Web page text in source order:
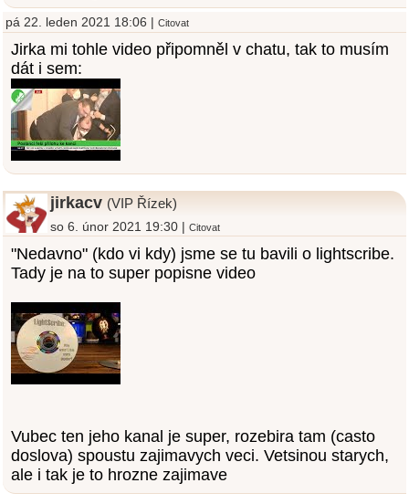
pá 22. leden 2021 18:06 | Citovat
Jirka mi tohle video připomněl v chatu, tak to musím
dát i sem:
jirkacv (VIP Řízek)
so 6. únor 2021 19:30 |Citovat
"Nedavno" (kdo vi kdy) jsme se tu bavili o lightscribe.
Tady je na to super popisne video
Vubec ten jeho kanal je super, rozebira tam (casto
doslova) spoustu zajimavych veci. Vetsinou starych,
ale i tak je to hrozne zajimave